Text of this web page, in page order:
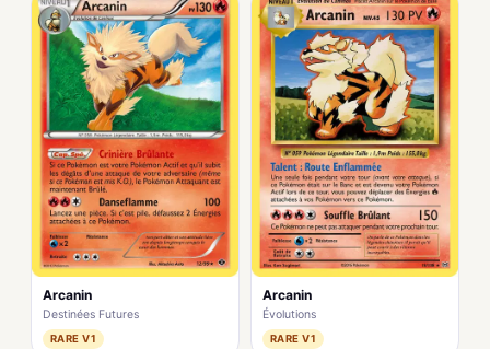
Arcanin
Destinées Futures
RARE V1
Arcanin
Évolutions
RARE V1